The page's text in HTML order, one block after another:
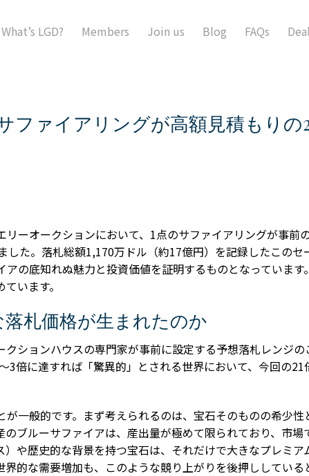
What’s LGD? Members Join us Blog FAQs
ァイアリングが高額見積もりの
ーオークションにおいて、1点のサファイアリングが事前
た。落札総額1,170万ドル（約17億円）を記録したこのセ
の底知れぬ魅力と投資価値を証明するものとなっています
います。
札価格が生まれたのか
ションハウスの専門家が事前に設定する予想落札レンジの
倍に達すれば「驚異的」とされる世界において、今回の21
一般的です。まず考えられるのは、宝石そのものの希少性
ブルーサファイアは、産出量が極めて限られており、市場
や歴史的な背景を持つ宝石は、それだけで大きなプレミア
的な需要増加も、このような競り上がりを後押ししている